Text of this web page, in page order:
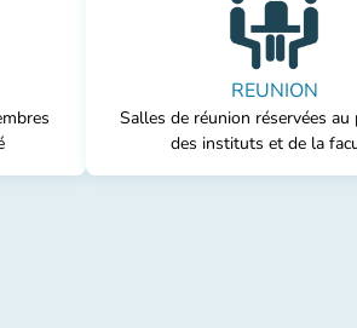
REUNION
Salles de réunion réservées au
des instituts et de la